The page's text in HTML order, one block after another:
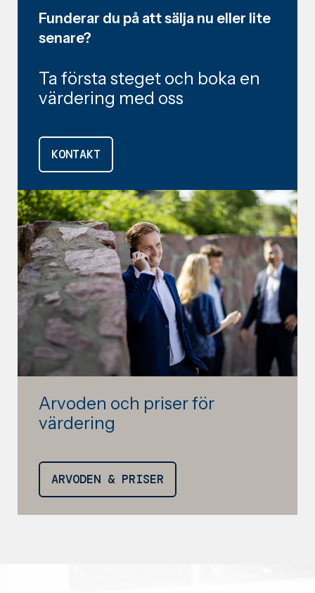
Funderar du på att sälja nu eller lite
senare?
Ta första steget och boka en
värdering med oss
KONTAKT
Arvoden och priser för
värdering
ARVODEN & PRISER